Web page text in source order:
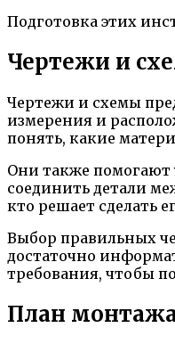
Подготовка этих
Чертежи и
Чертежи и схемы
измерения и
понять, какие
Они также помогают
соединить детали
кто решает сделать
Выбор правильных
достаточно
требования, чтобы
План